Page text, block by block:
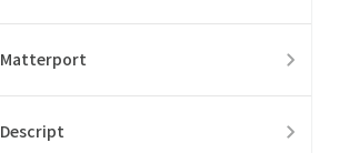
Matterport
Descript